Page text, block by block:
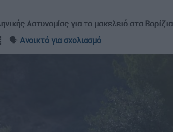
Αστυνομίας για το μακελειό στα Βορίζια
┋ 🗣️ Ανοικτό για σχολιασμό